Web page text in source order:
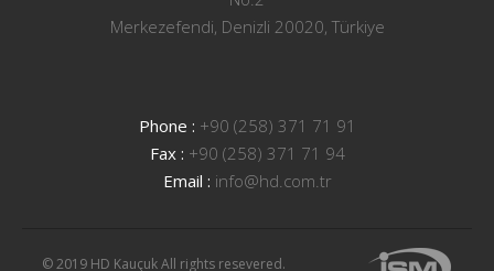
Merkezefendi, Denizli 20020, Türkiye
Phone : +90 (258) 371 71 91
Fax : +90 (258) 371 71 94
Email : info@hd.com.tr
© 2019 HD Kauçuk All rights resevered.